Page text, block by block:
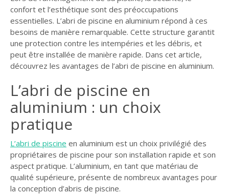
LIGNE JARDIN
INFO PAYSAGISTE
GUIDE JARDIN ET
ELAGAGE ET
COMPAGNIE
confort et l’esthétique sont des préoccupations
essentielles. L’abri de piscine en aluminium répond à ces
besoins de manière remarquable. Cette structure garantit
une protection contre les intempéries et les débris, et
peut être installée de manière rapide. Dans cet article,
découvrez les avantages de l’abri de piscine en aluminium.
L’abri de piscine en
aluminium : un choix
pratique
L’abri de piscine en aluminium est un choix privilégié des
propriétaires de piscine pour son installation rapide et son
aspect pratique. L’aluminium, en tant que matériau de
qualité supérieure, présente de nombreux avantages pour
la conception d’abris de piscine.